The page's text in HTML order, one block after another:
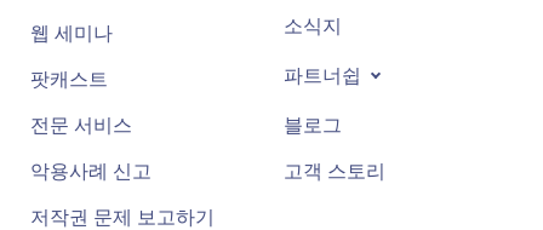
웹 세미나
팟캐스트
전문 서비스
악용사례 신고
저작권 문제 보고하기
소식지
파트너쉽
블로그
고객 스토리